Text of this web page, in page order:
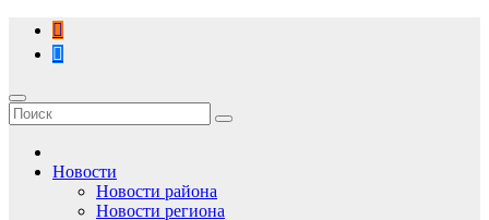
Перейти
содержимому
Новости
Новости района
Новости региона